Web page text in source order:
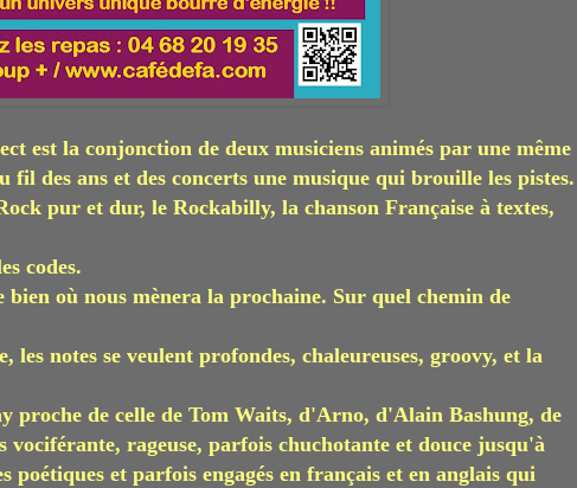
est la conjonction de deux musiciens animés par une même
des ans et des concerts une musique qui brouille les pistes.
pur et dur, le Rockabilly, la chanson Française à textes,
codes.
bien où nous mènera la prochaine. Sur quel chemin de
les notes se veulent profondes, chaleureuses, groovy, et la
proche de celle de Tom Waits, d'Arno, d'Alain Bashung, de
rageuse, parfois chuchotante et douce jusqu'à
et parfois engagés en français et en anglais qui